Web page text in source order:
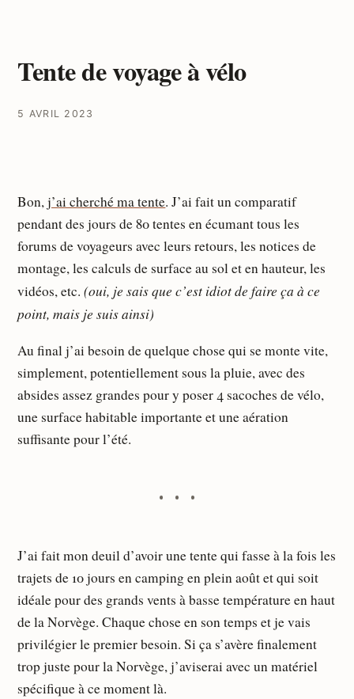
Tente de voyage à vélo
5 AVRIL 2023
Bon,j’ai cherché ma tente. J’ai fait un comparatif
pendant des jours de 80 tentes en écumant tous les
forums de voyageurs avec leurs retours, les notices de
montage, les calculs de surface au sol et en hauteur, les
vidéos, etc.(oui, je sais que c’est idiot de faire ça à ce
point, mais je suis ainsi)
Au final j’ai besoin de quelque chose qui se monte vite,
simplement, potentiellement sous la pluie, avec des
absides assez grandes pour y poser 4 sacoches de vélo,
une surface habitable importante et une aération
suffisante pour l’été.
J’ai fait mon deuil d’avoir une tente qui fasse à la fois les
trajets de 10 jours en camping en plein août et qui soit
idéale pour des grands vents à basse température en haut
de la Norvège. Chaque chose en son temps et je vais
privilégier le premier besoin. Si ça s’avère finalement
trop juste pour la Norvège, j’aviserai avec un matériel
spécifique à ce moment là.